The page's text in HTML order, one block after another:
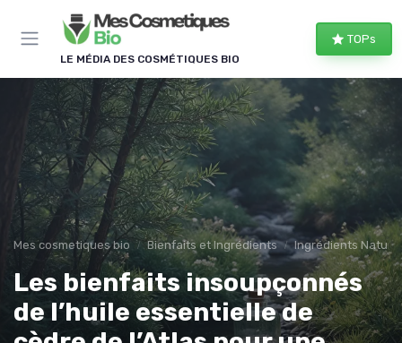
LE MÉDIA DES COSMÉTIQUES BIO
TOPs
Mes cosmetiques bio Bienfaits et Ingrédients Ingrédients
Les bienfaits insoupçonnés
de l’huile essentielle de
Panneau de gestion des cookies